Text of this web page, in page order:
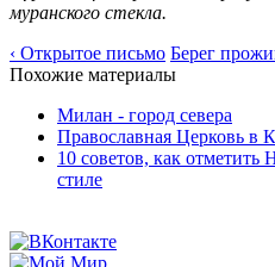
муранского стекла.
‹ Открытое письмо Берег
Похожие материалы
Милан - город севера
Православная Церковь в
10 советов, как отметить
стиле